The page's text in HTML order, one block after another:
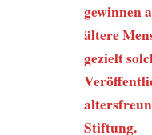
gewinnen
ältere
gezielt
Stiftung.